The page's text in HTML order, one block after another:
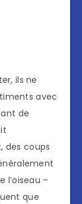
ils ne
avec
de
des coups
l’oiseau –
que